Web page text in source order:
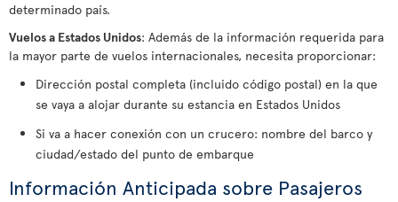
determinado país.
Vuelos a Estados Unidos: Además de la información requerida para
la mayor parte de vuelos internacionales, necesita proporcionar:
Dirección postal completa (incluido código postal) en la que
se vaya a alojar durante su estancia en Estados Unidos
Si va a hacer conexión con un crucero: nombre del barco y
ciudad/estado del punto de embarque
Información Anticipada sobre Pasajeros